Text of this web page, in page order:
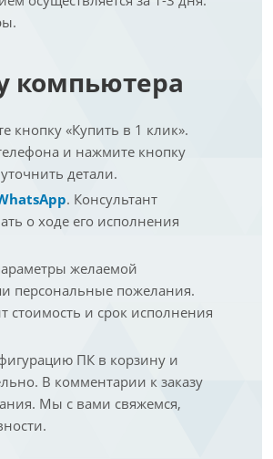
компьютера
кнопку «Купить в 1 клик».
и нажмите кнопку
детали.
. Консультант
о ходе его исполнения
желаемой
персональные пожелания.
стоимость и срок исполнения
ПК в корзину и
В комментарии к заказу
Мы с вами свяжемся,